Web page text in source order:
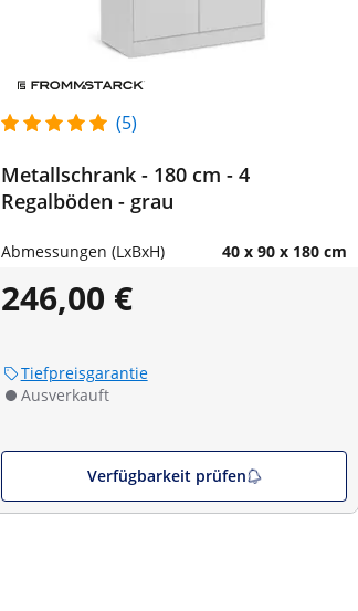
(5)
Metallschrank - 180 cm - 4
Regalböden - grau
Abmessungen (LxBxH) 40 x 90 x 180 cm
246,00 €
Tiefpreisgarantie
Ausverkauft
Verfügbarkeit prüfen